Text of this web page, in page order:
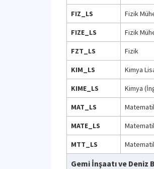
FIZ_LS Fizik
FIZE_LS Fizik
FZT_LS Fizik
KIM_LS Kimya
KIME_LS Kimya
MAT_LS
MATE_LS
MTT_LS
Gemi İnşaatı ve